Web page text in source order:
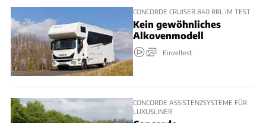
CONCORDE CRUISER 840 RRL IM TEST
Kein gewöhnliches
Alkovenmodell
Einzeltest
CONCORDE ASSISTENZSYSTEME FÜR
LUXUSLINER